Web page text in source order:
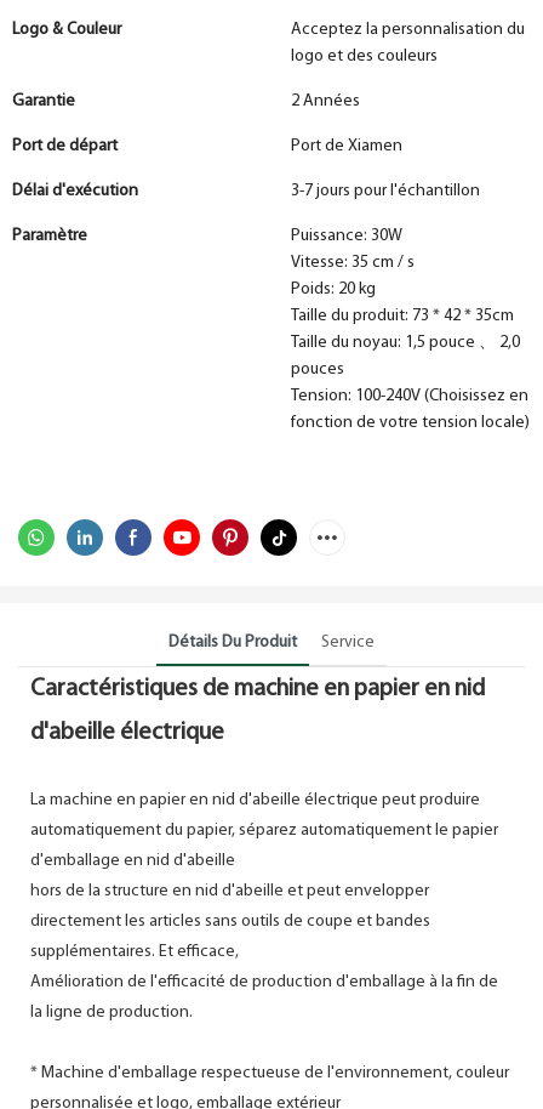
Logo & Couleur
Acceptez la personnalisation du
logo et des couleurs
Garantie 2 Années
Port de départ Port de Xiamen
Délai d'exécution 3-7 jours pour l'échantillon
Paramètre
Puissance: 30W
Vitesse: 35 cm / s
Poids: 20 kg
Taille du produit: 73 * 42 * 35cm
Taille du noyau: 1,5 pouce 、 2,0
pouces
Tension: 100-240V (Choisissez en
fonction de votre tension locale)
Détails Du Produit Service
Caractéristiques de machine en papier en nid
d'abeille électrique
La machine en papier en nid d'abeille électrique peut produire
automatiquement du papier, séparez automatiquement le papier
d'emballage en nid d'abeille
hors de la structure en nid d'abeille et peut envelopper
directement les articles sans outils de coupe et bandes
supplémentaires. Et efficace,
Amélioration de l'efficacité de production d'emballage à la fin de
la ligne de production.
* Machine d'emballage respectueuse de l'environnement, couleur
personnalisée et logo, emballage extérieur